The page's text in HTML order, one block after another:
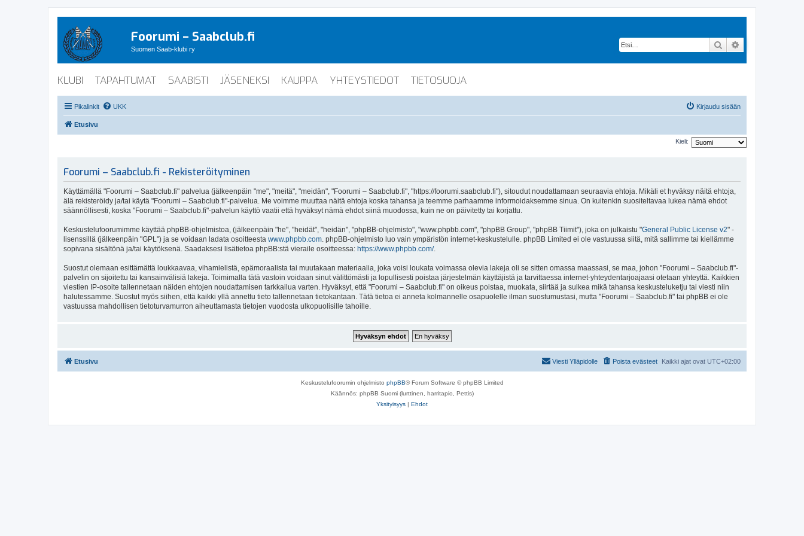
Foorumi – Saabclub.fi
Suomen Saab-klubi ry Etsi
KLUBI TAPAHTUMAT SAABISTI JÄSENEKSI KAUPPA YHTEYSTIEDOT TIETOSUOJA
Pikalinkit UKK Kirjaudu sisään
Etusivu
Kieli:
Foorumi – Saabclub.fi - Rekisteröityminen
Käyttämällä "Foorumi – Saabclub.fi" palvelua (jälkeenpäin "me", "meitä", "meidän", "Foorumi – Saabclub.fi", "https://foorumi.saabclub.fi"), sitoudut noudattamaan seuraavia ehtoja. Mikäli et hyväksy näitä ehtoja,
älä rekisteröidy ja/tai käytä "Foorumi – Saabclub.fi"-palvelua. Me voimme muuttaa näitä ehtoja koska tahansa ja teemme parhaamme informoidaksemme sinua. On kuitenkin suositeltavaa lukea nämä ehdot
säännöllisesti, koska "Foorumi – Saabclub.fi"-palvelun käyttö vaatii että hyväksyt nämä ehdot siinä muodossa, kuin ne on päivitetty tai korjattu.
Keskustelufoorumimme käyttää phpBB-ohjelmistoa, (jälkeenpäin "he", "heidät", "heidän", "phpBB-ohjelmisto", "www.phpbb.com", "phpBB Group", "phpBB Tiimit"), joka on julkaistu "General Public License v2" -
lisenssillä (jälkeenpäin "GPL") ja se voidaan ladata osoitteesta www.phpbb.com. phpBB-ohjelmisto luo vain ympäristön internet-keskustelulle. phpBB Limited ei ole vastuussa siitä, mitä sallimme tai kiellämme
sopivana sisältönä ja/tai käytöksenä. Saadaksesi lisätietoa phpBB:stä vieraile osoitteessa: https://www.phpbb.com/.
Suostut olemaan esittämättä loukkaavaa, vihamielistä, epämoraalista tai muutakaan materiaalia, joka voisi loukata voimassa olevia lakeja oli se sitten omassa maassasi, se maa, johon "Foorumi – Saabclub.fi"-
palvelin on sijoitettu tai kansainvälisiä lakeja. Toimimalla tätä vastoin voidaan sinut välittömästi ja lopullisesti poistaa järjestelmän käyttäjistä ja tarvittaessa internet-yhteydentarjoajaasi otetaan yhteyttä. Kaikkien
viestien IP-osoite tallennetaan näiden ehtojen noudattamisen tarkkailua varten. Hyväksyt, että "Foorumi – Saabclub.fi" on oikeus poistaa, muokata, siirtää ja sulkea mikä tahansa keskusteluketju tai viesti niin
halutessamme. Suostut myös siihen, että kaikki yllä annettu tieto tallennetaan tietokantaan. Tätä tietoa ei anneta kolmannelle osapuolelle ilman suostumustasi, mutta "Foorumi – Saabclub.fi" tai phpBB ei ole
vastuussa mahdollisen tietoturvamurron aiheuttamasta tietojen vuodosta ulkopuolisille tahoille.
Etusivu Kaikki ajat ovat UTC+02:00
Poista evästeet
Viesti Ylläpidolle
Keskustelufoorumin ohjelmisto phpBB® Forum Software © phpBB Limited
Käännös: phpBB Suomi (lurttinen, harritapio, Pettis)
Yksityisyys | Ehdot